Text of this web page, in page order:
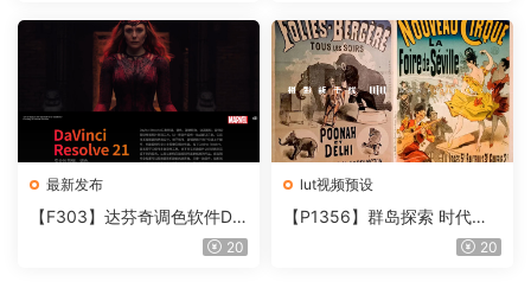
T V4.0
最新发布
【F303】达芬奇调色软件Da
Vinci Resolve Studio21.0.320
lut视频预设
【P1356】群岛探索 时代马
戏团 – QUEST 60 调色预设A
20